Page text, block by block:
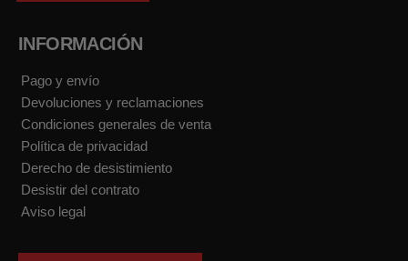
INFORMACIÓN
Pago y envío
Devoluciones y reclamaciones
Condiciones generales de venta
Política de privacidad
Derecho de desistimiento
Desistir del contrato
Aviso legal